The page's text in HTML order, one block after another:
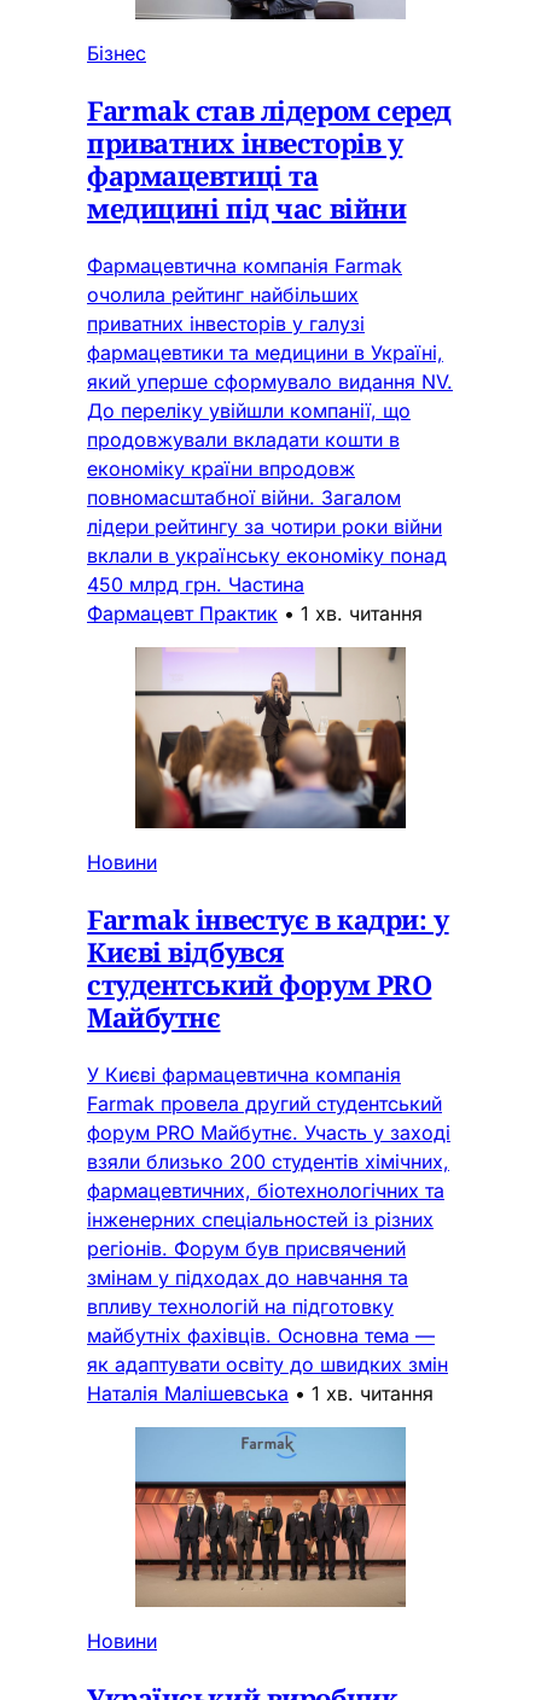
Бізнес
Farmak став лідером серед
приватних інвесторів у
фармацевтиці та
медицині під час війни
Фармацевтична компанія Farmak
очолила рейтинг найбільших
приватних інвесторів у галузі
фармацевтики та медицини в Україні,
який уперше сформувало видання NV.
До переліку увійшли компанії, що
продовжували вкладати кошти в
економіку країни впродовж
повномасштабної війни. Загалом
лідери рейтингу за чотири роки війни
вклали в українську економіку понад
450 млрд грн. Частина
Фармацевт Практик • 1 хв. читання
Новини
Farmak інвестує в кадри: у
Києві відбувся
студентський форум PRO
Майбутнє
У Києві фармацевтична компанія
Farmak провела другий студентський
форум PRO Майбутнє. Участь у заході
взяли близько 200 студентів хімічних,
фармацевтичних, біотехнологічних та
інженерних спеціальностей із різних
регіонів. Форум був присвячений
змінам у підходах до навчання та
впливу технологій на підготовку
майбутніх фахівців. Основна тема —
як адаптувати освіту до швидких змін
Наталія Малішевська • 1 хв. читання
Новини